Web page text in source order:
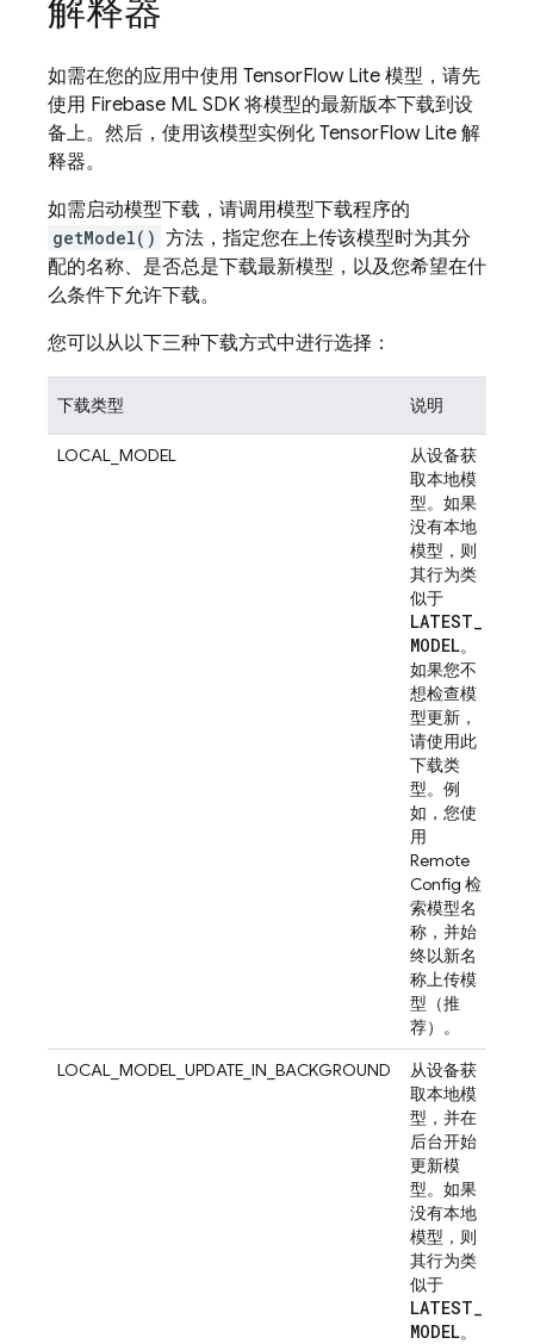
解释器
如需在您的应用中使用 TensorFlow Lite 模型，请先
使用 Firebase ML SDK 将模型的最新版本下载到设
备上。然后，使用该模型实例化 TensorFlow Lite 解
释器。
如需启动模型下载，请调用模型下载程序的
getModel() 方法，指定您在上传该模型时为其分
配的名称、是否总是下载最新模型，以及您希望在什
么条件下允许下载。
您可以从以下三种下载方式中进行选择：
下载类型 说明
LOCAL_MODEL
从设备获
取本地模
型。如果
没有本地
模型，则
其行为类
似于
LATEST_
MODEL。
如果您不
想检查模
型更新，
请使用此
下载类
型。例
如，您使
用
Remote
Config 检
索模型名
称，并始
终以新名
称上传模
型（推
荐）。
LOCAL_MODEL_UPDATE_IN_BACKGROUND
从设备获
取本地模
型，并在
后台开始
更新模
型。如果
没有本地
模型，则
其行为类
似于
LATEST_
MODEL。